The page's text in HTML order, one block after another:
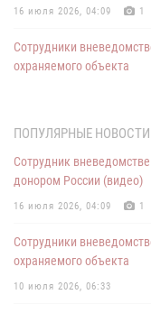
16 июля 2026, 04:09 1
Сотрудники
охраняемого объекта
Делегация Росгвардии
Беларусь
30 июня 2026, 12:43 3
контроль за
защищённости мест
16 июня 2026, 10:55
ПОПУЛЯРНЫЕ НОВОСТИ
Сотрудник
донором России (видео)
16 июля 2026, 04:09 1
Сотрудники
охраняемого объекта
10 июля 2026, 06:33